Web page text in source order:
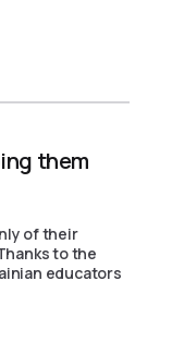
them
of their
to the
educators